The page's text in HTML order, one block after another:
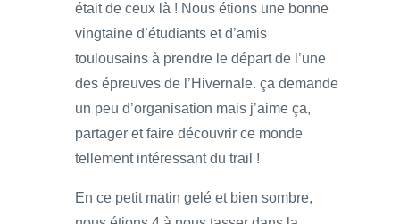
était de ceux là ! Nous étions une bonne
vingtaine d’étudiants et d’amis
toulousains à prendre le départ de l’une
des épreuves de l’Hivernale. ça demande
un peu d’organisation mais j’aime ça,
partager et faire découvrir ce monde
tellement intéressant du trail !
En ce petit matin gelé et bien sombre,